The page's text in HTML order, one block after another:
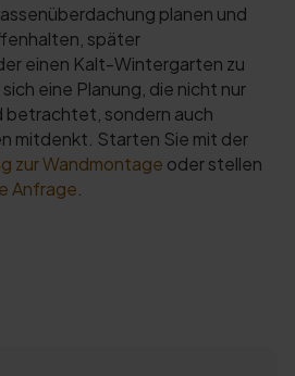
planen und
später
einen Kalt-Wintergarten zu
eine Planung, die nicht nur
betrachtet, sondern auch
mitdenkt. Starten Sie mit der
zur Wandmontage oder stellen
Anfrage